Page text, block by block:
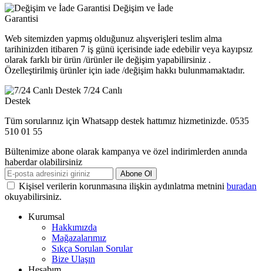
Değişim ve İade
Garantisi
Web sitemizden yapmış olduğunuz alışverişleri teslim alma
tarihinizden itibaren 7 iş günü içerisinde iade edebilir veya kayıpsız
olarak farklı bir ürün /ürünler ile değişim yapabilirsiniz .
Özelleştirilmiş ürünler için iade /değişim hakkı bulunmamaktadır.
7/24 Canlı
Destek
Tüm sorularınız için Whatsapp destek hattımız hizmetinizde. 0535
510 01 55
Bültenimize abone olarak kampanya ve özel indirimlerden anında
haberdar olabilirsiniz
Abone Ol
Kişisel verilerin korunmasına ilişkin aydınlatma metnini buradan
okuyabilirsiniz.
Kurumsal
Hakkımızda
Mağazalarımız
Sıkça Sorulan Sorular
Bize Ulaşın